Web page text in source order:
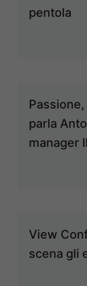
pentola
parla
manager
View
scena gli